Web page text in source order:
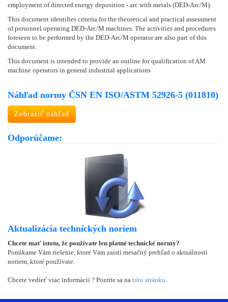
employment of directed energy deposition - arc with metals (DED-Arc/M).
This document identifies criteria for the theoretical and practical assessment
of personnel operating DED-Arc/M machines. The activities and procedures
foreseen to be performed by the DED-Arc/M operator are also part of this
document.
This document is intended to provide an outline for qualification of AM
machine operators in general industrial applications
Náhľad normy ČSN EN ISO/ASTM 52926-5 (011810)
Zobraziť náhľad
Odporúčame:
Aktualizácia technických noriem
Chcete mať istotu, že používate len platné technické normy?
Ponúkame Vám riešenie, ktoré Vám zaistí mesačný prehľad o aktuálnosti
noriem, ktoré používate.
Chcete vedieť viac informácií ? Pozrite sa na túto stránku